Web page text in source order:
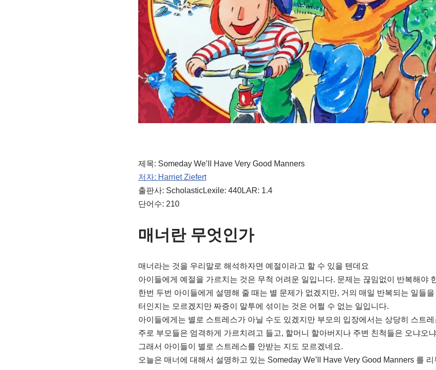
제목: Someday We’ll Have Very Good Manners
저자: Harriet Ziefert
출판사: ScholasticLexile: 440LAR: 1.4
단어수: 210
매너란 무엇인가
매너라는 것을 우리말로 해석하자면 예절이라고 할 수 있을 텐데요
아이들에게 예절을 가르치는 것은 무척 어려운 일입니다. 문제는 끊임없이 반복해야
한번 두번 아이들에게 설명해 줄 때는 별 문제가 없겠지만, 거의 매일 반복되는 일들
터인지는 모르겠지만 짜증이 말투에 섞이는 것은 어쩔 수 없는 일입니다.
아이들에게는 별로 스트레스가 아닐 수도 있겠지만 부모의 입장에서는 상당히 스트
주로 부모들은 엄격하게 가르치려고 들고, 할머니 할아버지나 주변 친척들은 오냐오
그래서 아이들이 별로 스트레스를 안받는 지도 모르겠네요.
오늘은 매너에 대해서 설명하고 있는 Someday We’ll Have Very Good Manners 를 리